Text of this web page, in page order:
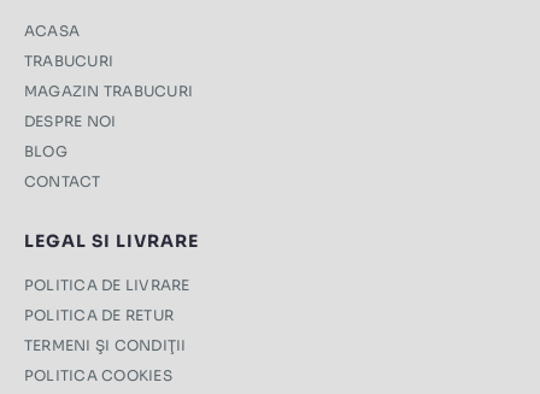
ACASA
TRABUCURI
MAGAZIN TRABUCURI
DESPRE NOI
BLOG
CONTACT
LEGAL SI LIVRARE
POLITICA DE LIVRARE
POLITICA DE RETUR
TERMENI ŞI CONDIŢII
POLITICA COOKIES